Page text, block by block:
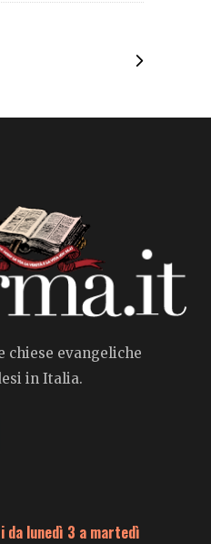
chiese evangeliche
in Italia.
da lunedì 3 a martedì